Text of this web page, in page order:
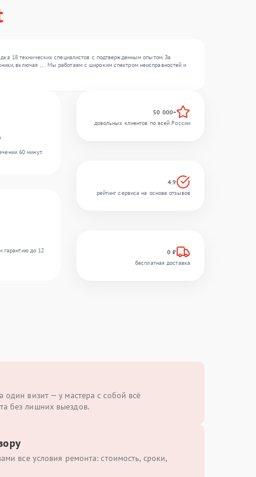
18 технических специалистов с подтвержденным опытом. За
включая , , . Мы работаем с широким спектром неисправностей и
60 минут.
гарантию до 12
50 000+
довольных клиентов по всей России
4.9
рейтинг сервиса на основе отзывов
0 ₽
бесплатная доставка
один визит — у мастера с собой всё
без лишних выездов.
все условия ремонта: стоимость, сроки,